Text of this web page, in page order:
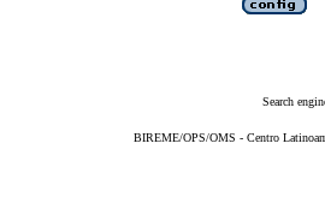
Search
BIREME/OPS/OMS - Centro